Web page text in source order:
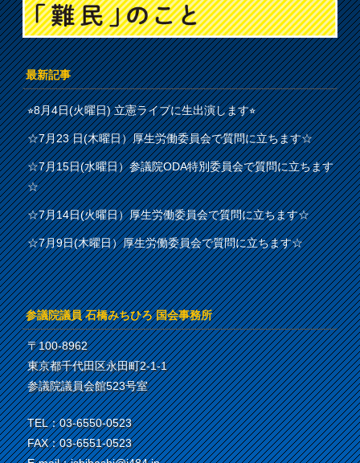
最新記事
⭐︎8月4日(火曜日) 立憲ライブに生出演します⭐︎
☆7月23 日(木曜日）厚生労働委員会で質問に立ちます☆
☆7月15日(水曜日）参議院ODA特別委員会で質問に立ちます
☆
☆7月14日(火曜日）厚生労働委員会で質問に立ちます☆
☆7月9日(木曜日）厚生労働委員会で質問に立ちます☆
参議院議員 石橋みちひろ 国会事務所
〒100-8962
東京都千代田区永田町2-1-1
参議院議員会館523号室
TEL：03-6550-0523
FAX：03-6551-0523